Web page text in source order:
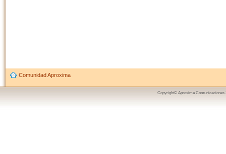
Comunidad Aproxima
Copyright© Aproxima Comunicaciones